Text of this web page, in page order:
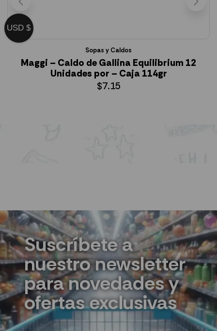
Sopas y Caldos
Maggi – Caldo de Gallina Equilibrium 12
Unidades por – Caja 114gr
$7.15
Suscríbete a
nuestro newsletter
para novedades y
ofertas exclusivas
USD $